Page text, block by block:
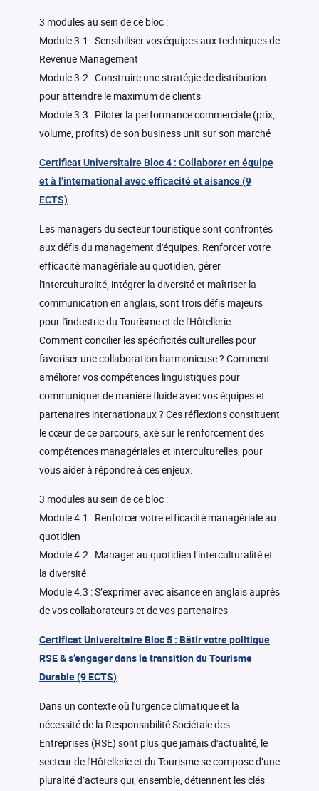
3 modules au sein de ce bloc :
Module 3.1 : Sensibiliser vos équipes aux techniques de
Revenue Management
Module 3.2 : Construire une stratégie de distribution
pour atteindre le maximum de clients
Module 3.3 : Piloter la performance commerciale (prix,
volume, profits) de son business unit sur son marché
Certificat Universitaire Bloc 4 : Collaborer en équipe
et à l’international avec efficacité et aisance (9
ECTS)
Les managers du secteur touristique sont confrontés
aux défis du management d'équipes. Renforcer votre
efficacité managériale au quotidien, gérer
l'interculturalité, intégrer la diversité et maîtriser la
communication en anglais, sont trois défis majeurs
pour l'industrie du Tourisme et de l'Hôtellerie.
Comment concilier les spécificités culturelles pour
favoriser une collaboration harmonieuse ? Comment
améliorer vos compétences linguistiques pour
communiquer de manière fluide avec vos équipes et
partenaires internationaux ? Ces réflexions constituent
le cœur de ce parcours, axé sur le renforcement des
compétences managériales et interculturelles, pour
vous aider à répondre à ces enjeux.
3 modules au sein de ce bloc :
Module 4.1 : Renforcer votre efficacité managériale au
quotidien
Module 4.2 : Manager au quotidien l’interculturalité et
la diversité
Module 4.3 : S’exprimer avec aisance en anglais auprès
de vos collaborateurs et de vos partenaires
Certificat Universitaire Bloc 5 : Bâtir votre politique
RSE & s’engager dans la transition du Tourisme
Durable (9 ECTS)
Dans un contexte où l'urgence climatique et la
nécessité de la Responsabilité Sociétale des
Entreprises (RSE) sont plus que jamais d'actualité, le
secteur de l'Hôtellerie et du Tourisme se compose d’une
pluralité d’acteurs qui, ensemble, détiennent les clés